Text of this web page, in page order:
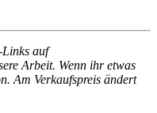
auf
Arbeit. Wenn ihr etwas
Am Verkaufspreis ändert